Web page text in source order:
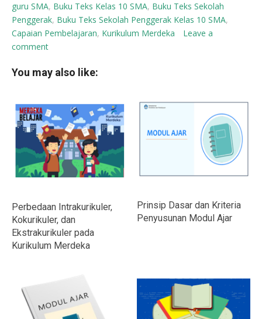
guru SMA, Buku Teks Kelas 10 SMA, Buku Teks Sekolah
Penggerak, Buku Teks Sekolah Penggerak Kelas 10 SMA,
Capaian Pembelajaran, Kurikulum Merdeka
Leave a
comment
You may also like:
Perbedaan Intrakurikuler,
Kokurikuler, dan
Ekstrakurikuler pada
Kurikulum Merdeka
Prinsip Dasar dan Kriteria
Penyusunan Modul Ajar